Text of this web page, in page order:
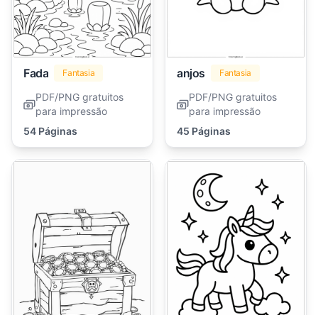
Fada Fantasia
PDF/PNG gratuitos
para impressão
54 Páginas
anjos Fantasia
PDF/PNG gratuitos
para impressão
45 Páginas